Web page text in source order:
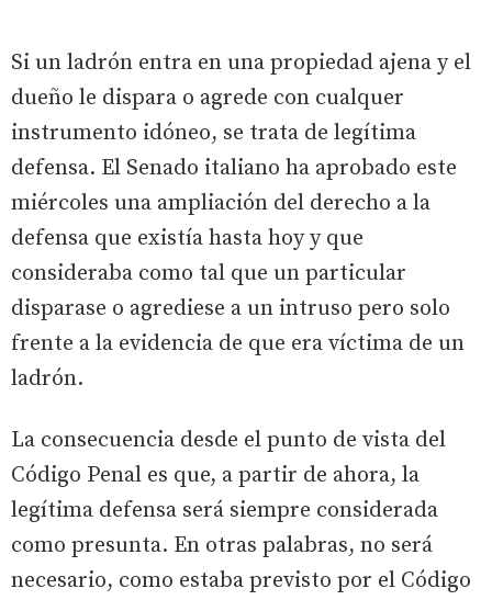
Si un ladrón entra en una propiedad ajena y el
dueño le dispara o agrede con cualquer
instrumento idóneo, se trata de legítima
defensa. El Senado italiano ha aprobado este
miércoles una ampliación del derecho a la
defensa que existía hasta hoy y que
consideraba como tal que un particular
disparase o agrediese a un intruso pero solo
frente a la evidencia de que era víctima de un
ladrón.
La consecuencia desde el punto de vista del
Código Penal es que, a partir de ahora, la
legítima defensa será siempre considerada
como presunta. En otras palabras, no será
necesario, como estaba previsto por el Código